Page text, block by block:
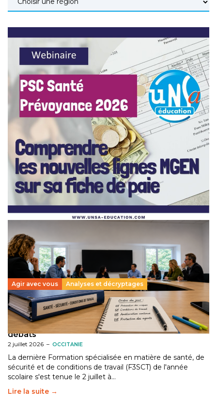
[POITIERS] PSC Santé : ces nouvelles lignes MGEN
sur votre fiche de paie — on vous explique tout en
webinaire !
3 juillet 2026 –NOUVELLE-AQUITAINE
Depuis mai 2026, de nouvelles lignes sont apparues sur vos
bulletins de paie : MGEN part forfaitaire, part solidaire,
action sociale, aide aux retraités… Difficile…
Agir avec vous Analyses et décryptages
[Gard] F3SCT : narcotrafic, fortes chaleurs et
dégradation des conditions de travail au cœur des
débats
2 juillet 2026 – OCCITANIE
La dernière Formation spécialisée en matière de santé, de
sécurité et de conditions de travail (F3SCT) de l'année
scolaire s'est tenue le 2 juillet à…
Lire la suite →